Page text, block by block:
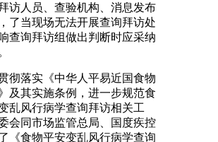
访人员、查验机构、消息发布
了当现场无法开展查询拜访处
查询拜访组做出判断时应采纳
落实《中华人平易近国食物
及其实施条例，进一步规范食
乱风行病学查询拜访相关工
会同市场监管总局、国度疾控
《食物平安变乱风行病学查询